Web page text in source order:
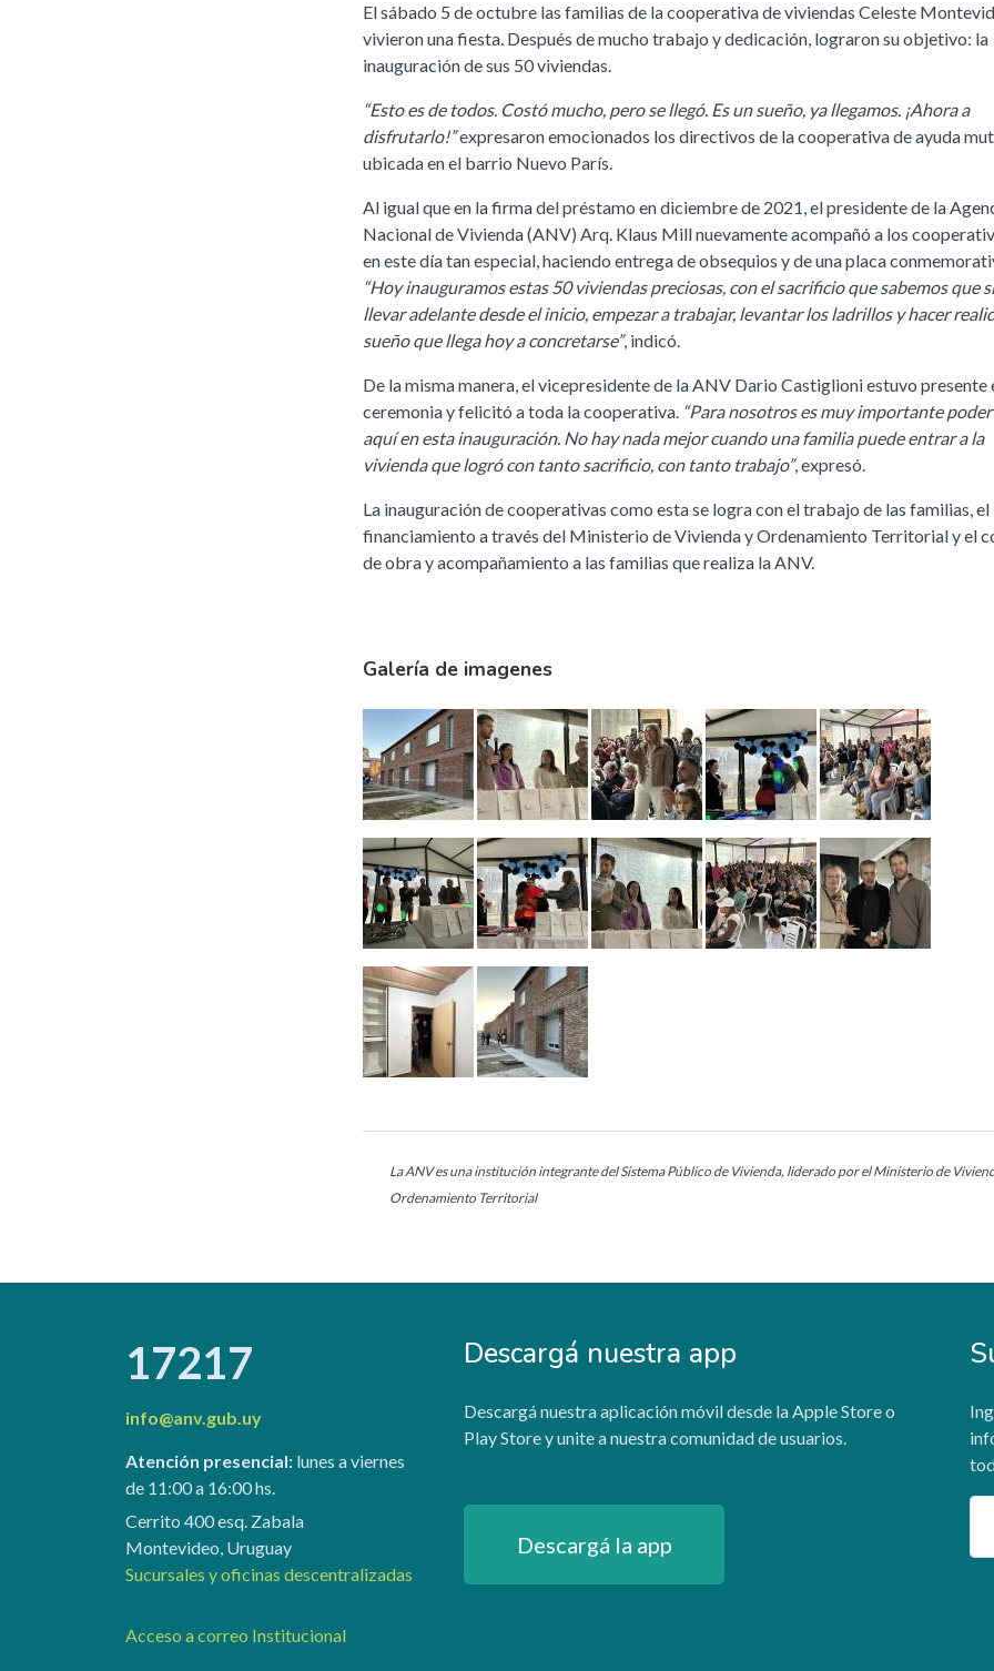
El sábado 5 de octubre las familias de la cooperativa de viviendas Celeste
vivieron una fiesta. Después de mucho trabajo y dedicación, lograron su objetivo: la
inauguración de sus 50 viviendas.
“Esto es de todos. Costó mucho, pero se llegó. Es un sueño, ya llegamos. ¡Ahora a
disfrutarlo!”expresaron emocionados los directivos de la cooperativa de ayuda
ubicada en el barrio Nuevo París.
Al igual que en la firma del préstamo en diciembre de 2021, el presidente de la
Nacional de Vivienda (ANV) Arq. Klaus Mill nuevamente acompañó a los
en este día tan especial, haciendo entrega de obsequios y de una placa
“Hoy inauguramos estas 50 viviendas preciosas, con el sacrificio que sabemos que
llevar adelante desde el inicio, empezar a trabajar, levantar los ladrillos y hacer
sueño que llega hoy a concretarse”, indicó.
De la misma manera, el vicepresidente de la ANV Dario Castiglioni estuvo presente
ceremonia y felicitó a toda la cooperativa. “Para nosotros es muy importante
aquí en esta inauguración. No hay nada mejor cuando una familia puede entrar a la
vivienda que logró con tanto sacrificio, con tanto trabajo”, expresó.
La inauguración de cooperativas como esta se logra con el trabajo de las familias, el
financiamiento a través del Ministerio de Vivienda y Ordenamiento Territorial y el
de obra y acompañamiento a las familias que realiza la ANV.
Galería de imagenes
La ANV es una institución integrante del Sistema Público de Vivienda, liderado por el Ministerio de
Ordenamiento Territorial
17217
info@anv.gub.uy
Atención presencial:lunes a viernes
de 11:00 a 16:00 hs.
Cerrito 400 esq. Zabala
Montevideo, Uruguay
Sucursales y oficinas descentralizadas
Acceso a correo Institucional
Descargá nuestra app
Descargá nuestra aplicación móvil desde la Apple Store o
Play Store y unite a nuestra comunidad de usuarios.
Descargá la app